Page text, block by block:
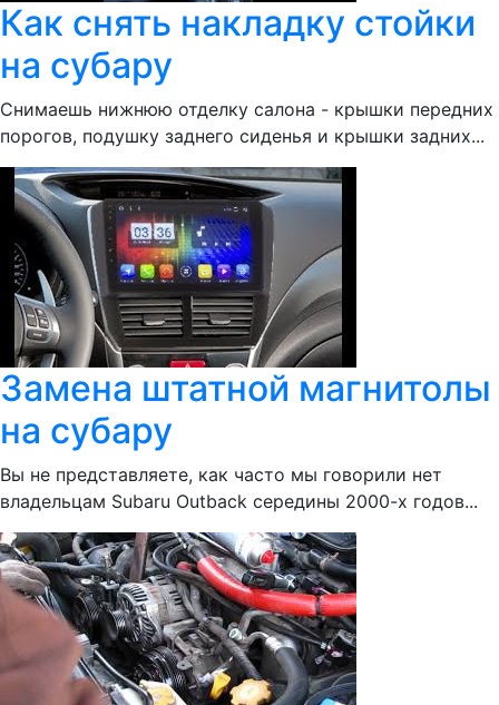
Как снять накладку стойки
на субару
Снимаешь нижнюю отделку салона - крышки передних
порогов, подушку заднего сиденья и крышки задних...
Замена штатной магнитолы
на субару
Вы не представляете, как часто мы говорили нет
владельцам Subaru Outback середины 2000-х годов...